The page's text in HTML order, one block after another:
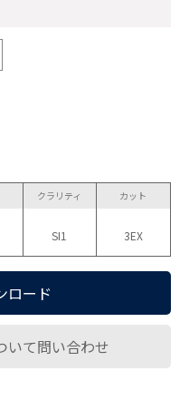
クラリティ
SI1
カット
3EX
ロード
いて問い合わせ